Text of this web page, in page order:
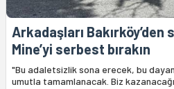
Arkadaşları Bakırköy’den
Mine’yi serbest bırakın
"Bu adaletsizlik sona erecek, bu
umutla tamamlanacak. Biz